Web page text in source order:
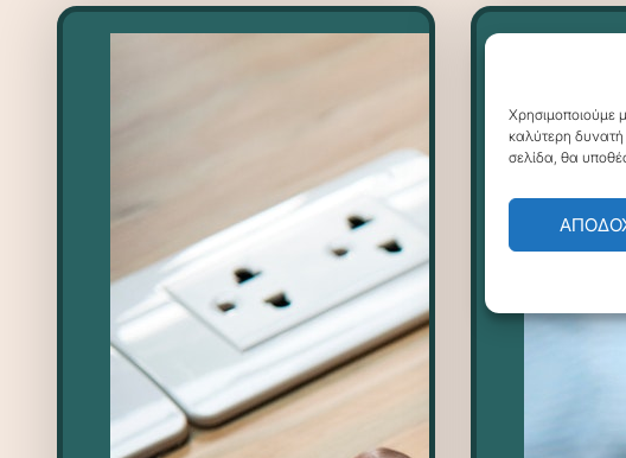
Χρησιμοποιούμε
καλύτερη δυνατή
σελίδα, θα